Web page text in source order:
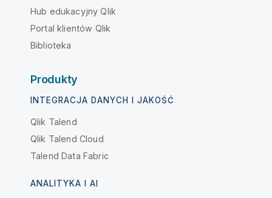
Hub edukacyjny Qlik
Portal klientów Qlik
Biblioteka
Produkty
INTEGRACJA DANYCH I JAKOŚĆ
Qlik Talend
Qlik Talend Cloud
Talend Data Fabric
ANALITYKA I AI